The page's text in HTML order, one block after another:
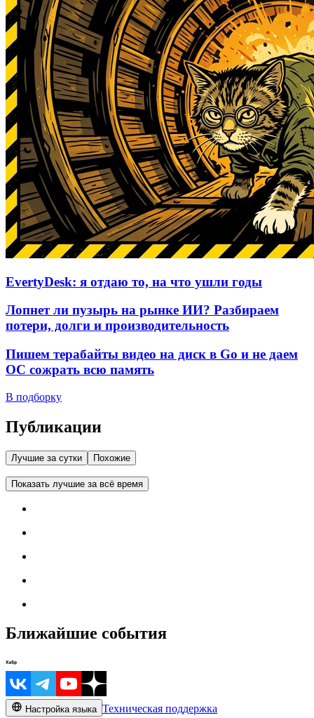
EvertyDesk: я отдаю то, на что ушли годы
Лопнет ли пузырь на рынке ИИ? Разбираем
потери, долги и производительность
Пишем терабайты видео на диск в Go и не даем
ОС сожрать всю память
В подборку
Публикации
Лучшие за сутки Похожие
Показать лучшие за всё время
Ближайшие события
Настройка языка Техническая поддержка